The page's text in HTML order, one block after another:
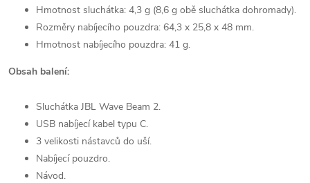
Hmotnost sluchátka: 4,3 g (8,6 g obě sluchátka dohromady).
Rozměry nabíjecího pouzdra: 64,3 x 25,8 x 48 mm.
Hmotnost nabíjecího pouzdra: 41 g.
Obsah balení:
Sluchátka JBL Wave Beam 2.
USB nabíjecí kabel typu C.
3 velikosti nástavců do uší.
Nabíjecí pouzdro.
Návod.